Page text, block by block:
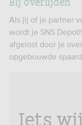
Als jij of je partner
wordt je SNS
afgelost door je
opgebouwde
Iets